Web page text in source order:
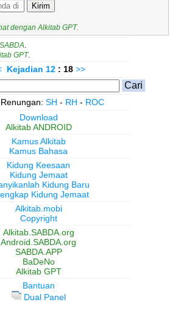
Kirim
dengan Alkitab GPT.
GPT.
Kejadian 12 : 18 >>
SH - RH - ROC
Download
Alkitab ANDROID
Kamus Alkitab
Kamus Bahasa
Kidung Keesaan
Kidung Jemaat
Kidung Baru
Kidung Jemaat
Alkitab.mobi
Copyright
Alkitab.SABDA.org
Android.SABDA.org
SABDA.APP
BaDeNo
Alkitab GPT
Bantuan
Dual Panel